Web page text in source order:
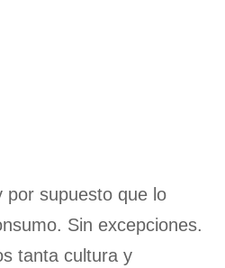
por supuesto que lo
Sin excepciones.
tanta cultura y